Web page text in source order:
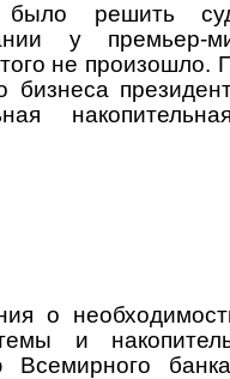
было решить
у премьер-
не произошло.
бизнеса
о
и
Всемирного